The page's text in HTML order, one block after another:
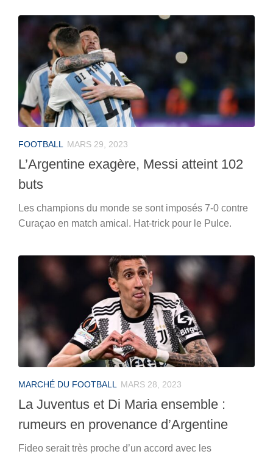
FOOTBALL MARS 29, 2023
L’Argentine exagère, Messi atteint 102
buts
Les champions du monde se sont imposés 7-0 contre
Curaçao en match amical. Hat-trick pour le Pulce.
MARCHÉ DU FOOTBALL MARS 28, 2023
La Juventus et Di Maria ensemble :
rumeurs en provenance d’Argentine
Fideo serait très proche d’un accord avec les